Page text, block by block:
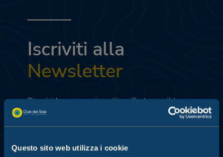
Questo sito web utilizza i cookie
Iscriviti alla
Newsletter
Ricevi idee, suggerimenti e offerte per il tuo
prossimo viaggio.
Perchè è sempre un buon
momento per pensare alle vacanze.
Inviando i dati dichiaro di aver preso visione